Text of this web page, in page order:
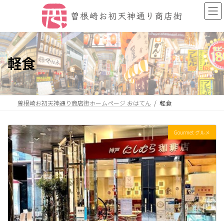
ン
ツ
へ
ス
キ
ッ
プ
ー
シ
ョ
ン
に
移
動
軽食
曽根崎お初天神通り商店街ホームページ おはてん 軽食
Gourmet グルメ